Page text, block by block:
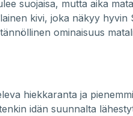
suojaisa, mutta aika
kivi, joka näkyy hyvin
ominaisuus
hiekkaranta ja
idän suunnalta